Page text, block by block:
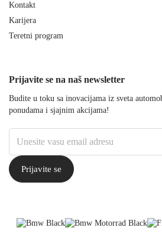
Kontakt
Karijera
Teretni program
Prijavite se na naš newsletter
Budite u toku sa inovacijama iz sveta
ponudama i sjajnim akcijama!
Prijavite se
BMW BMW Motorrad Fiat